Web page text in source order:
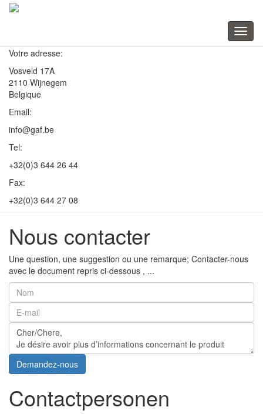
Votre adresse:
Vosveld 17A
2110 Wijnegem
Belgique
Email:
info@gaf.be
Tel:
+32(0)3 644 26 44
Fax:
+32(0)3 644 27 08
Nous contacter
Une question, une suggestion ou une remarque; Contacter-nous
avec le document repris ci-dessous , ...
Demandez-nous
Contactpersonen